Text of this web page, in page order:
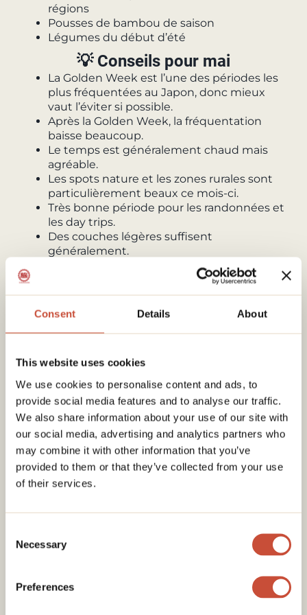
Consent Details About
This website uses cookies
We use cookies to personalise content and ads, to
provide social media features and to analyse our traffic.
We also share information about your use of our site with
our social media, advertising and analytics partners who
may combine it with other information that you’ve
provided to them or that they’ve collected from your use
of their services.
Selection
Necessary
Preferences
régions
Pousses de bambou de saison
Légumes du début d’été
💡 Conseils pour mai
La Golden Week est l’une des périodes les
plus fréquentées au Japon, donc mieux
vaut l’éviter si possible.
Après la Golden Week, la fréquentation
baisse beaucoup.
Le temps est généralement chaud mais
agréable.
Les spots nature et les zones rurales sont
particulièrement beaux ce mois-ci.
Très bonne période pour les randonnées et
les day trips.
Des couches légères suffisent
généralement.
🗺️Préparer ton voyage
Si tu veux vivre les traditions de janvier sans te
demander où aller ni ce qui est ouvert, je peux
mesure.
Itinéraires, timing, événements saisonniers,
transports et hébergements adaptés à l’hiver.
Tu peux aussi découvrir mes guides de voyage
Japon et cartes interactives, avec des lieux
sélectionnés et des itinéraires prêts à l’emploi.